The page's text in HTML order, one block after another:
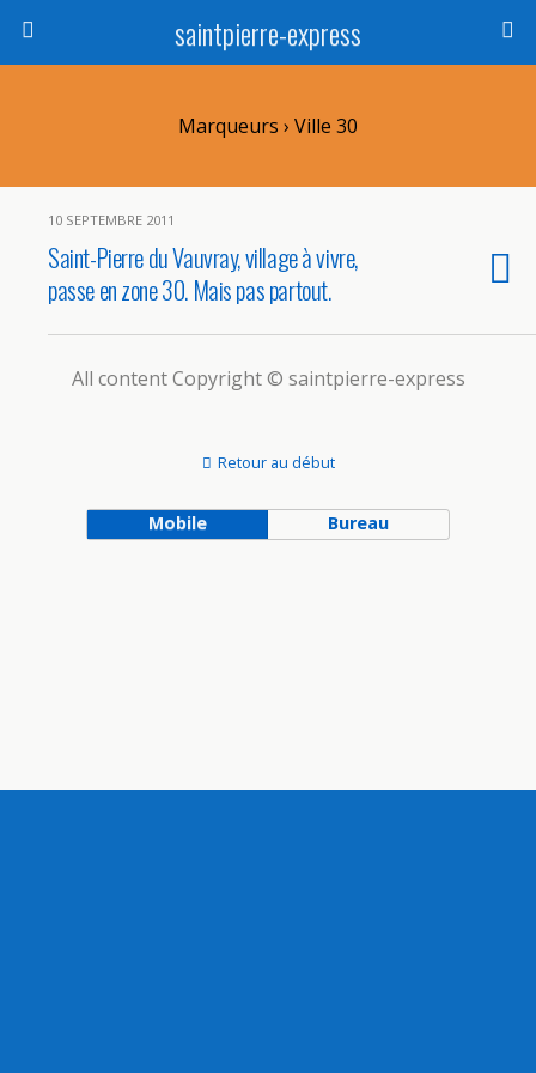
saintpierre-express
Marqueurs › Ville 30
10 SEPTEMBRE 2011
Saint-Pierre du Vauvray, village à vivre,
passe en zone 30. Mais pas partout.
All content Copyright © saintpierre-express
Retour au début
Mobile Bureau